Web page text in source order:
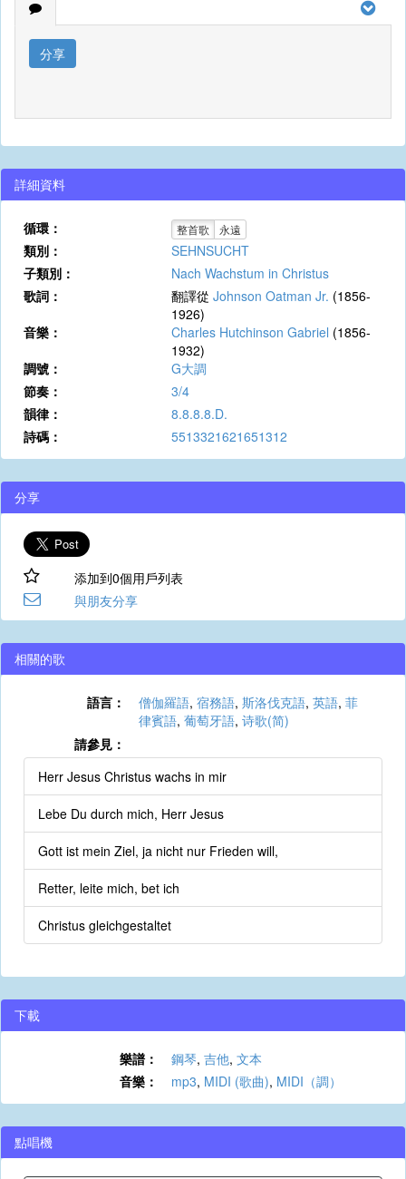
分享
詳細資料
循環： 整首歌 永遠
類別：
SEHNSUCHT
子類別：
Nach Wachstum in Christus
歌詞：
翻譯從 Johnson Oatman Jr. (1856-
1926)
音樂：
Charles Hutchinson Gabriel (1856-
1932)
調號：
G大調
節奏：
3/4
韻律：
8.8.8.8.D.
詩碼：
5513321621651312
分享
添加到0個用戶列表
與朋友分享
相關的歌
語言： 僧伽羅語, 宿務語, 斯洛伐克語, 英語, 菲
律賓語, 葡萄牙語, 诗歌(简)
請參見：
Herr Jesus Christus wachs in mir
Lebe Du durch mich, Herr Jesus
Gott ist mein Ziel, ja nicht nur Frieden will,
Retter, leite mich, bet ich
Christus gleichgestaltet
下載
樂譜： 鋼琴, 吉他, 文本
音樂：
mp3, MIDI (歌曲), MIDI（調）
點唱機